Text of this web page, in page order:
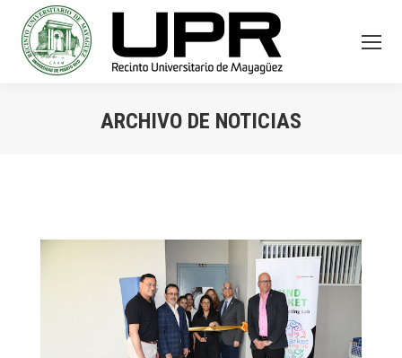
ARCHIVO DE NOTICIAS